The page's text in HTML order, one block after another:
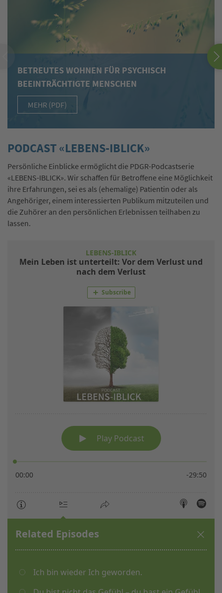
BETREUTES WOHNEN FÜR PSYCHISCH
BEEINTRÄCHTIGTE MENSCHEN
MEHR (PDF)
PODCAST «LEBENS-IBLICK»
Persönliche Einblicke ermöglicht die PDGR-Podcastserie
«LEBENS-IBLICK». Wir schaffen für Betroffene eine Möglichkeit
ihre Erfahrungen, sei es als (ehemalige) Patientin oder als
Angehöriger, einem interessierten Publikum mitzuteilen und
die Zuhörer an den persönlichen Erlebnissen teilhaben zu
lassen.